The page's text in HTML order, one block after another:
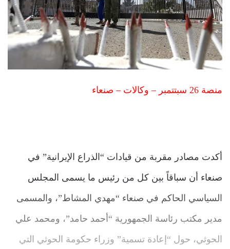
منصة 26 سبتتمبر – وكالات – صنعاء
أكدت مصادر مقربة من قيادات “الذراع الإيرانية” في
صنعاء أن سباقاً بين كل من رئيس ما يسمى المجلس
السياسي الحاكم في صنعاء “مهدي المشاط”، والمسمى
مدير مكتب رئاسة الجمهورية “أحمد حامد”، ومحمد علي
الحوثي، حول “إعادة تسمية” وزراء حكومة الحوثي التي